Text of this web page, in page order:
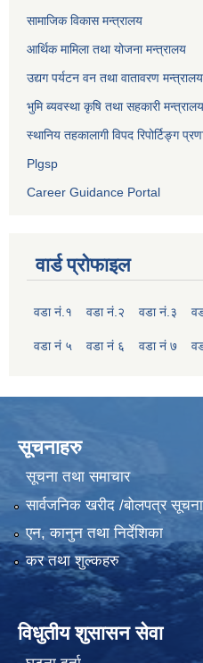
सामाजिक विकास मन्त्रालय
आर्थिक मामिला तथा योजना मन्त्रालय
उद्यग पर्यटन वन तथा वातावरण मन्त्रालय
भुमि ब्यवस्था कृषि तथा सहकारी मन्त्रालय
स्थानिय तहकालागी विपद रिपोर्टिङ्ग
Plgsp
Career Guidance Portal
वार्ड प्रोफाइल
वडा नं.१ वडा नं.२ वडा नं.३
वडा नं ५ वडा नं ६ वडा नं ७
सूचनाहरु
सूचना तथा समाचार
सार्वजनिक खरीद /बोलपत्र सूचना
एन, कानुन तथा निर्देशिका
कर तथा शुल्कहरु
विधुतीय शुसासन सेवा